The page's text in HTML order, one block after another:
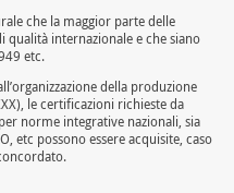
che la maggior parte delle
internazionale e che siano
etc.
della produzione
le certificazioni richieste da
norme integrative nazionali, sia
etc possono essere acquisite, caso